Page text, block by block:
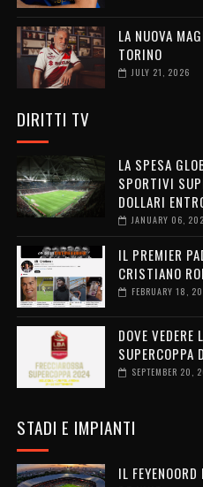
LA NUOVA
TORINO
JULY 21, 2026
DIRITTI TV
LA SPESA
SPORTIVI
DOLLARI
JANUARY 06,
IL PREMIER
CRISTIANO
FEBRUARY 18,
DOVE VEDERE
SUPERCOPPA
SEPTEMBER 20,
STADI E IMPIANTI
IL